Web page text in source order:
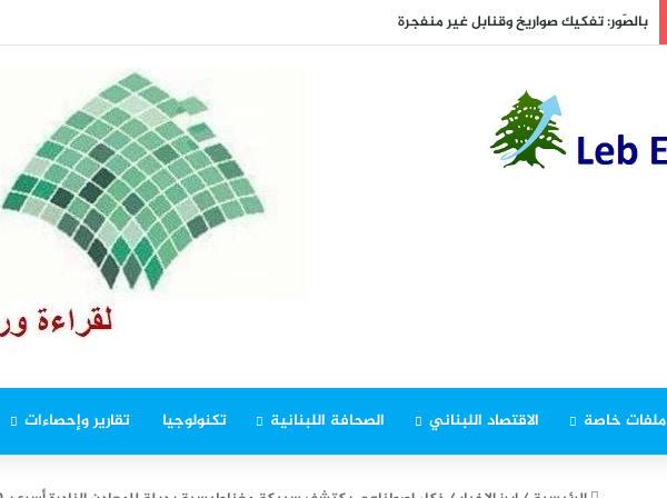
بالصّور: تفكيك صواريخ وقنابل غير منفجرة
ملفات خاصة الاقتصاد اللبناني الصحافة اللبنانية تكنولوجيا تقارير وإحصاءات